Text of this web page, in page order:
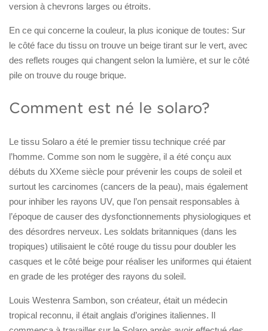
version à chevrons larges ou étroits.
En ce qui concerne la couleur, la plus iconique de toutes: Sur
le côté face du tissu on trouve un beige tirant sur le vert, avec
des reflets rouges qui changent selon la lumière, et sur le côté
pile on trouve du rouge brique.
Comment est né le solaro?
Le tissu Solaro a été le premier tissu technique créé par
l’homme. Comme son nom le suggère, il a été conçu aux
débuts du XXeme siècle pour prévenir les coups de soleil et
surtout les carcinomes (cancers de la peau), mais également
pour inhiber les rayons UV, que l’on pensait responsables à
l’époque de causer des dysfonctionnements physiologiques et
des désordres nerveux. Les soldats britanniques (dans les
tropiques) utilisaient le côté rouge du tissu pour doubler les
casques et le côté beige pour réaliser les uniformes qui étaient
en grade de les protéger des rayons du soleil.
Louis Westenra Sambon, son créateur, était un médecin
tropical reconnu, il était anglais d’origines italiennes. Il